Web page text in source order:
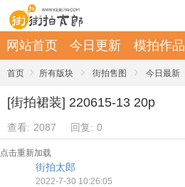
网站首页 今日更新 模拍作品
首页 › 所有版块 › 街拍售图 › 今日最新
[街拍裙装] 220615-13 20p
查看: 2087 回复: 0
点击重新加载
街拍太郎
2022-7-30 10:26:05